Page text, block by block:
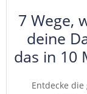
7 Wege,
deine
das in 10
Entdecke die